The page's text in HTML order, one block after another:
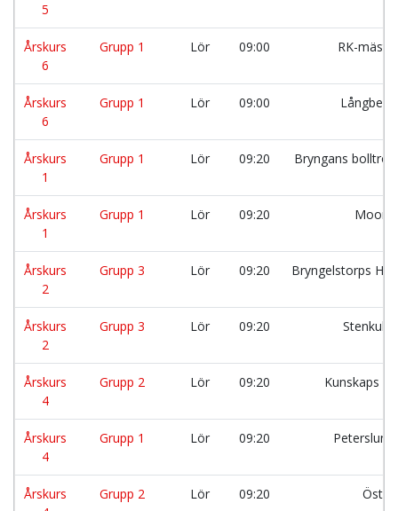
5
Årskurs
6
Grupp 1 Lör 09:00 RK-
Årskurs
6
Grupp 1 Lör 09:00
Årskurs
1
Grupp 1 Lör 09:20 Bryngans
Årskurs
1
Grupp 1 Lör 09:20
Årskurs
2
Grupp 3 Lör 09:20 Bryngelstorps
Årskurs
2
Grupp 3 Lör 09:20
Årskurs
4
Grupp 2 Lör 09:20 Kunskaps
Årskurs
4
Grupp 1 Lör 09:20
Årskurs
Grupp 2 Lör 09:20